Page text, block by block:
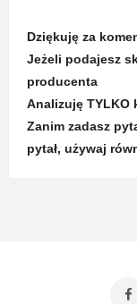
Dziękuję za
Jeżeli podajesz
producenta
Analizuję TYLKO
Zanim zadasz
pytał, używaj